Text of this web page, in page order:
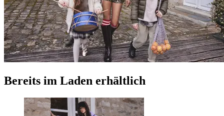
Bereits im Laden erhältlich